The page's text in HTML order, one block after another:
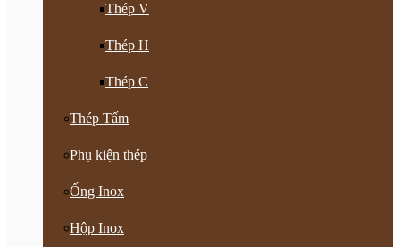
Thép V
Thép H
Thép C
Thép Tấm
Phụ kiện thép
Ống Inox
Hộp Inox